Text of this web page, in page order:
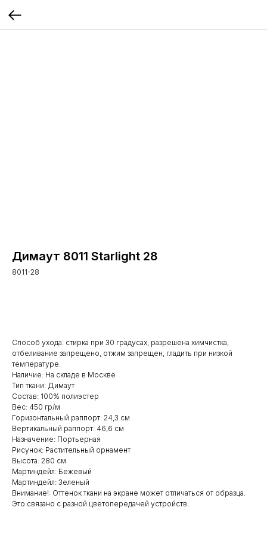
Димаут 8011 Starlight 28
8011-28
Способ ухода: стирка при 30 градусах, разрешена химчистка,
отбеливание запрещено, отжим запрещен, гладить при низкой
температуре.
Наличие: На складе в Москве
Тип ткани: Димаут
Состав: 100% полиэстер
Вес: 450 гр/м
Горизонтальный раппорт: 24,3 см
Вертикальный раппорт: 46,6 см
Назначение: Портьерная
Рисунок: Растительный орнамент
Высота: 280 см
Мартиндейл: Бежевый
Мартиндейл: Зеленый
Внимание!: Оттенок ткани на экране может отличаться от образца.
Это связано с разной цветопередачей устройств.